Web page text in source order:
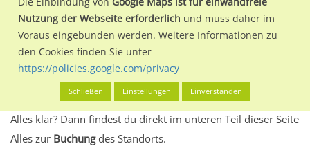
Wir erheben für jede unserer Werbeflächen individuelle und
aktuelleStandortinformationenund Leistungswerte. Damit
kannst du dich schon vor der Buchung im Detail über den
Standort, seine Reichweite und Werbewirkung sowie
eventuelle Beschränkungen in den zugelassenen
Werbeinhalten informieren.
Alles klar? Dann findest du direkt im unteren Teil dieser Seite
Alles zur Buchungdes Standorts.
Nutzung der Webseite erforderlich und muss daher im
Voraus eingebunden werden. Weitere Informationen zu
den Cookies finden Sie unter
https://policies.google.com/privacy
Schließen Einstellungen Einverstanden